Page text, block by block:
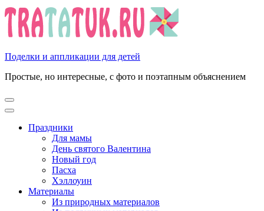
Перейти
к
содержимому
Enter)
Поделки и аппликации для детей
Простые, но интересные, с фото и поэтапным объяснением
Праздники
Для мамы
День святого Валентина
Новый год
Пасха
Хэллоуин
Материалы
Из природных материалов